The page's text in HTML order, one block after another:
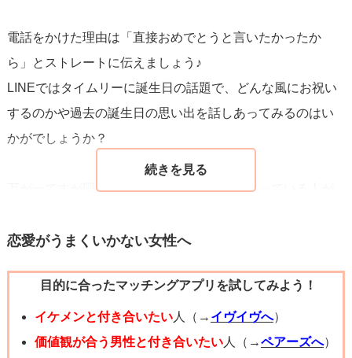
電話をかけた理由は「直接おめでとうと言いたかったか
ら」とストレートに伝えましょう♪
LINEではタイムリーに誕生日の話題で、どんな風にお祝い
するのかや過去の誕生日の思い出を話しあってみるのはい
かがでしょうか？
万が一ですが同じように電話で話したいと思っている人が
59分55秒くらい)にかけた方が良いかもしれません（笑）あ
ています！
恋愛がうまくいかない女性へ
目的に合ったマッチングアプリを試してみよう！
イケメンと付き合いたい人（→ イヴイヴへ）
価値観が合う男性と付き合いたい人（→ペアーズへ）